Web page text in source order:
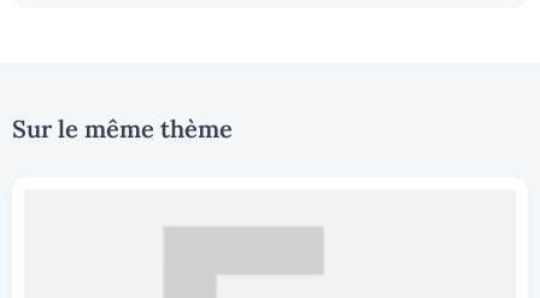
Sur le même thème